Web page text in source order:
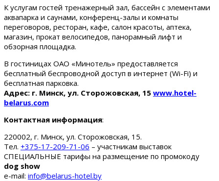
К услугам гостей тренажерный зал, бассейн с элементами
аквапарка и саунами, конференц-залы и комнаты
переговоров, ресторан, кафе, салон красоты, аптека,
магазин, прокат велосипедов, панорамный лифт и
обзорная площадка.
В гостиницах ОАО «Минотель» предоставляется
бесплатный беспроводной доступ в интернет (Wi-Fi) и
бесплатная парковка.
Адрес: г. Минск, ул. Сторожовская, 15 www.hotel-
belarus.com
Контактная информация:
220002, г. Минск, ул. Сторожовская, 15.
Тел. +375-17-209-71-06 – участникам выставок
СПЕЦИАЛЬНЫЕ тарифы на размещение по промокоду
dog show
e-mail: info@belarus-hotel.by